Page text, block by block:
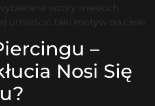
wzory męskich
umieścić taki motyw na ciele.
–
Nosi Się